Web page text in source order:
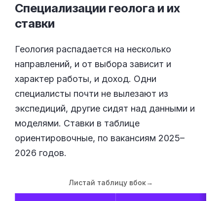
Специализации геолога и их
ставки
Геология распадается на несколько
направлений, и от выбора зависит и
характер работы, и доход. Одни
специалисты почти не вылезают из
экспедиций, другие сидят над данными и
моделями. Ставки в таблице
ориентировочные, по вакансиям 2025–
2026 годов.
Листай таблицу вбок →